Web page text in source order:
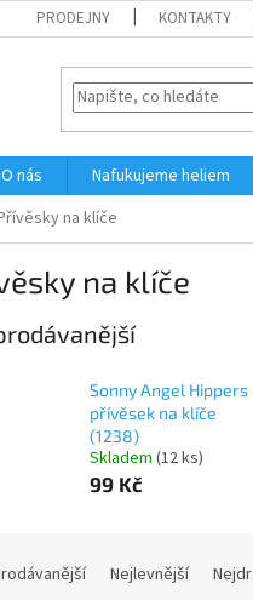
PRODEJNY KONTAKTY
O nás Nafukujeme heliem
na klíče
na klíče
Sonny Angel Hippers
přívěsek na klíče
(1238)
Skladem (12 ks)
99 Kč
Nejlevnější